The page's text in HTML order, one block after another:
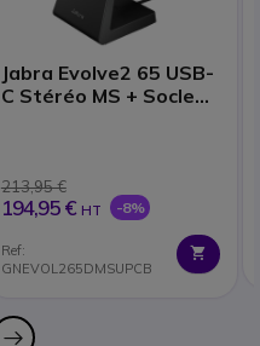
Jabra Evolve2 65 USB-
C Stéréo MS + Socle
213,95 €
194,95 € HT -8%
Ref:
GNEVOL265DMSUPCB